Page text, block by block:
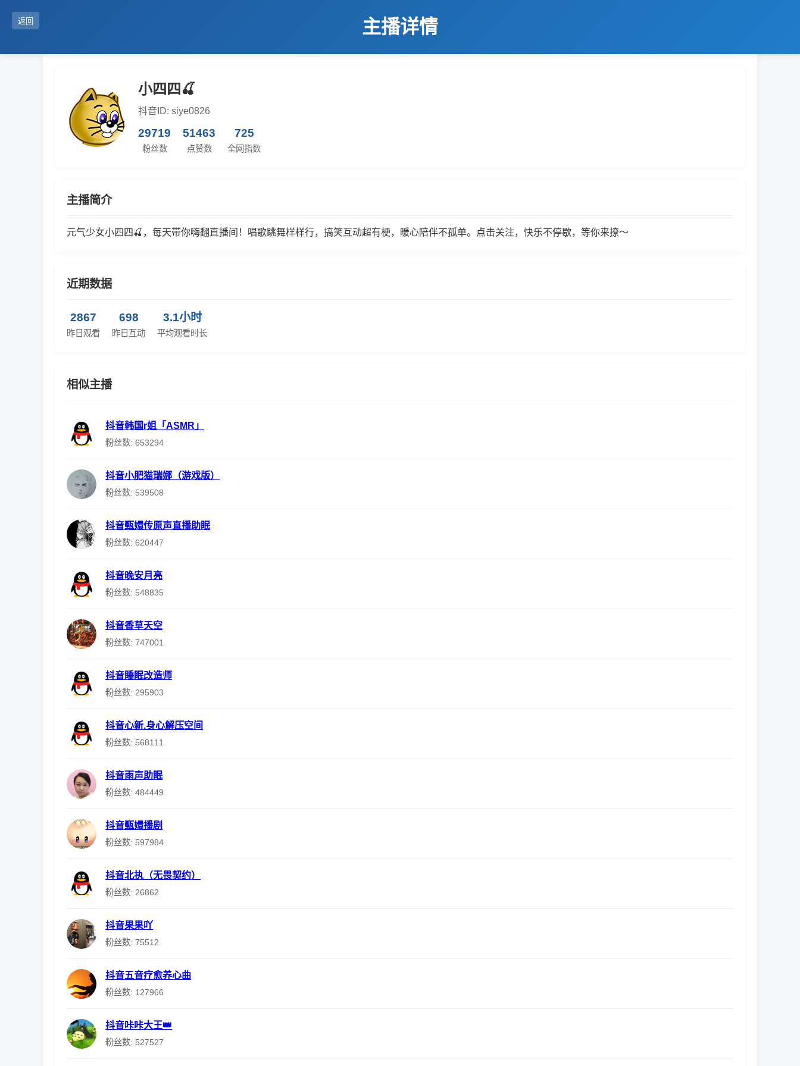
返回 主播详情
小四四🍒
抖音ID: siye0826
29719
粉丝数
51463
点赞数
725
全网指数
主播简介
元气少女小四四🍒，每天带你嗨翻直播间！唱歌跳舞样样行，搞笑互动超有梗，暖心陪伴不孤单。点击关注，快乐不停歇，等你来撩～
近期数据
2867
昨日观看
698
昨日互动
3.1小时
平均观看时长
相似主播
抖音韩国r姐「ASMR」
粉丝数: 653294
抖音小肥猫瑞娜（游戏版）
粉丝数: 539508
抖音甄嬛传原声直播助眠
粉丝数: 620447
抖音晚安月亮
粉丝数: 548835
抖音香草天空
粉丝数: 747001
抖音睡眠改造师
粉丝数: 295903
抖音心新.身心解压空间
粉丝数: 568111
抖音雨声助眠
粉丝数: 484449
抖音甄嬛播剧
粉丝数: 597984
抖音北执（无畏契约）
粉丝数: 26862
抖音果果吖
粉丝数: 75512
抖音五音疗愈养心曲
粉丝数: 127966
抖音咔咔大王👑
粉丝数: 527527